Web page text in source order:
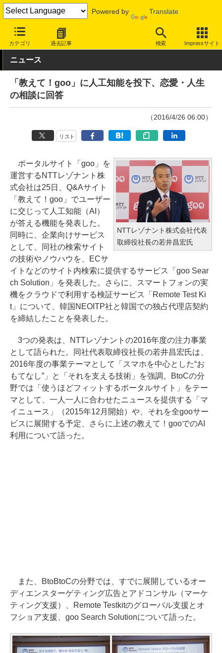
Powered by Translate
カテゴリ 過去記事 検索 Impressサイト
INTERNET Watch サービス/ソフト サービス
ニュース
「教えて！goo」に人工知能を投下、恋愛・人生
の相談に回答
（2016/4/26 06:00）
リスト
NTTレゾナント株式会社代表
取締役社長の若井昌宏氏
ポータルサイト「goo」を
運営するNTTレゾナント株
式会社は25日、Q&Aサイト
「教えて！goo」でユーザー
に交じって人工知能（AI）
が答える機能を発表した。
同時に、企業向けサービス
として、同社の検索サイト
の技術やノウハウを、ECサ
イトなどのサイト内検索に提供するサービス「goo Sear
ch Solution」を発表した。さらに、スマートフォンの実
機をクラウドで利用する検証サービス「Remote Test Ki
t」について、韓国NEOITP社と韓国での独占代理店契約
を締結したことを発表した。
3つの発表は、NTTレゾナントの2016年度の注力事業
として語られた。同社代表取締役社長の若井昌宏氏は、
2016年度の事業テーマとして「スマホを中心とした“お
もてなし”」と「それを支える技術」を強調。BtoCの分
野では「使うほどフィットするポータルサイト」をテー
マとして、一人一人に合わせたニュースを提供する「マ
イニュース」（2015年12月開始）や、それを全gooサー
ビスに展開する予定、さらに上述の教えて！gooでのAI
利用について語った。
また、BtoBtoCの分野では、すでに展開しているオー
ディエンスターゲティング広告とアドコンサル（マーケ
ティング支援）、Remote Testkitのグローバル支援とオ
フショア支援、goo Search Solutionについて語った。